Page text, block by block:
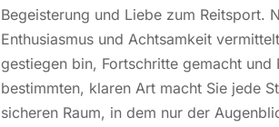
Begeisterung und Liebe zum Reitsport.
Enthusiasmus und Achtsamkeit
gestiegen bin, Fortschritte gemacht
bestimmten, klaren Art macht Sie jede
sicheren Raum, in dem nur der